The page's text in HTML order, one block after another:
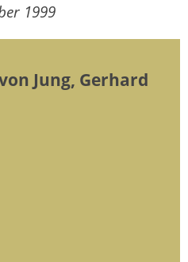
1999
Jung, Gerhard